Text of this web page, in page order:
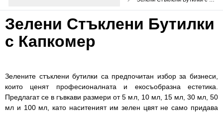
Зелени Стъклени Бутилки
с Капкомер
Зелените стъклени бутилки са предпочитан избор за бизнеси,
които ценят професионалната и екосъобразна естетика.
Предлагат се в гъвкави размери от 5 мл, 10 мл, 15 мл, 30 мл, 50
мл и 100 мл, като наситеният им зелен цвят не само придава